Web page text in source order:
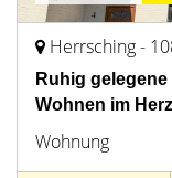
Herrsching -
Ruhig
Wohnen im
Wohnung